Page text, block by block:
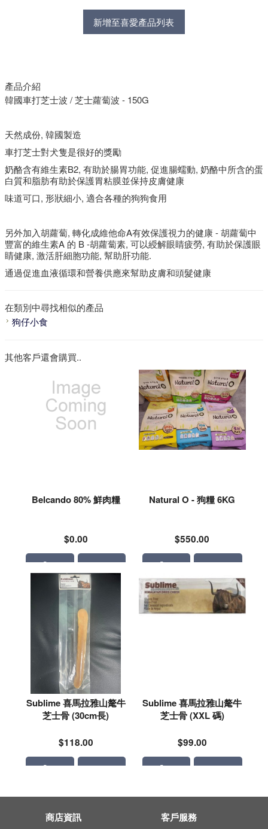
新增至喜愛產品列表
產品介紹
韓國車打芝士波 / 芝士蘿蔔波 - 150G
天然成份, 韓國製造
車打芝士對犬隻是很好的獎勵
奶酪含有維生素B2, 有助於腸胃功能, 促進腸蠕動, 奶酪中所含的蛋
白質和脂肪有助於保護胃粘膜並保持皮膚健康
味道可口, 形狀細小, 適合各種的狗狗食用
另外加入胡蘿蔔, 轉化成維他命A有效保護視力的健康 - 胡蘿蔔中
豐富的維生素A 的 B -胡蘿蔔素, 可以綬解眼睛疲勞, 有助於保護眼
睛健康, 激活肝細胞功能, 幫助肝功能.
通過促進血液循環和營養供應來幫助皮膚和頭髮健康
在類別中尋找相似的產品
狗仔小食
其他客戶還會購買..
Belcando 80% 鮮肉糧
$0.00
Natural O - 狗糧 6KG
$550.00
Sublime 喜馬拉雅山氂牛
芝士骨 (30cm長)
$118.00
Sublime 喜馬拉雅山氂牛
芝士骨 (XXL 碼)
$99.00
商店資訊 客戶服務